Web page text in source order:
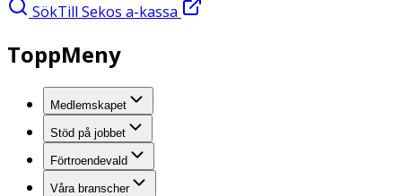
SökTill Sekos a-kassa
ToppMeny
Medlemskapet
Stöd på jobbet
Förtroendevald
Våra branscher